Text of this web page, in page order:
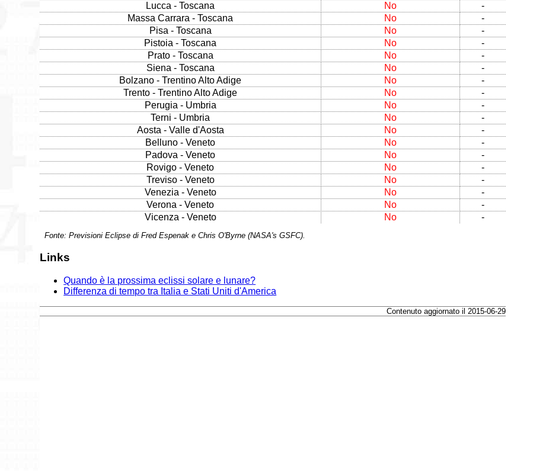
Lucca - Toscana
No
-
Massa Carrara - Toscana
No
-
Pisa - Toscana
No
-
Pistoia - Toscana
No
-
Prato - Toscana
No
-
Siena - Toscana
No
-
Bolzano - Trentino Alto Adige
No
-
Trento - Trentino Alto Adige
No
-
Perugia - Umbria
No
-
Terni - Umbria
No
-
Aosta - Valle d'Aosta
No
-
Belluno - Veneto
No
-
Padova - Veneto
No
-
Rovigo - Veneto
No
-
Treviso - Veneto
No
-
Venezia - Veneto
No
-
Verona - Veneto
No
-
Vicenza - Veneto
No -
Fonte: Previsioni Eclipse di Fred Espenak e Chris O'Byrne (NASA's GSFC).
Links
Quando è la prossima eclissi solare e lunare?
Differenza di tempo tra Italia e Stati Uniti d'America
Contenuto aggiornato il 2015-06-29